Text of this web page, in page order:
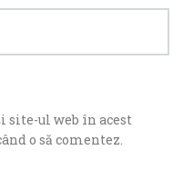
site-ul web în acest
o să comentez.